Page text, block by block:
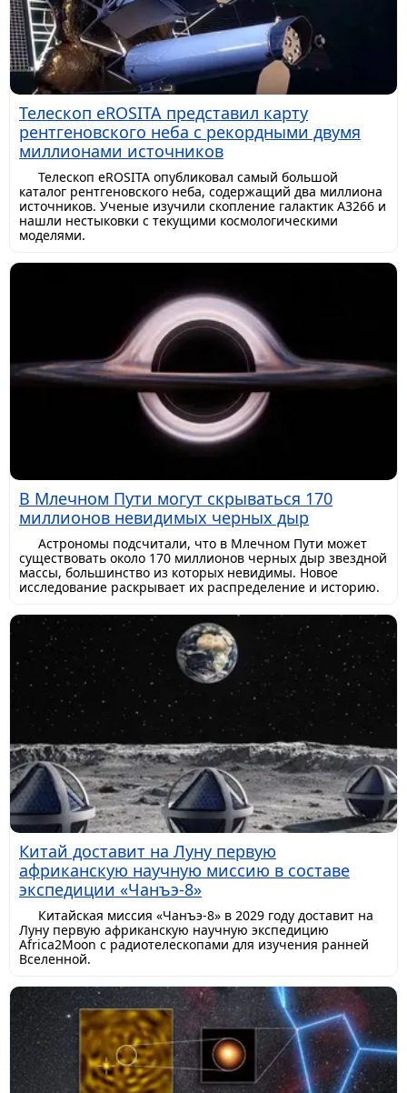
Телескоп eROSITA представил карту
рентгеновского неба с рекордными двумя
миллионами источников
Телескоп eROSITA опубликовал самый большой
каталог рентгеновского неба, содержащий два миллиона
источников. Ученые изучили скопление галактик A3266 и
нашли нестыковки с текущими космологическими
моделями.
В Млечном Пути могут скрываться 170
миллионов невидимых черных дыр
Астрономы подсчитали, что в Млечном Пути может
существовать около 170 миллионов черных дыр звездной
массы, большинство из которых невидимы. Новое
исследование раскрывает их распределение и историю.
Китай доставит на Луну первую
африканскую научную миссию в составе
экспедиции «Чанъэ-8»
Китайская миссия «Чанъэ-8» в 2029 году доставит на
Луну первую африканскую научную экспедицию
Africa2Moon с радиотелескопами для изучения ранней
Вселенной.